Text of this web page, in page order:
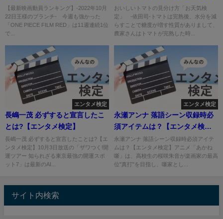
FILM RED」
【最新映画動員ランキング】-2022年10月
22日王様のブランチ- 今週も強かった
「ONE PIECE FILM RED」は11週連続1位
で...
おいしいトマトの見分け方「お天気検
定」 -依田司-トマトは完熟後、水分を減
らすことで糖度が増す性質がありまして、
農家さんはトマトが完熟した時...
エンタメ検定
長嶋一茂 必ずすると宣言したこ
とは?【エンタメ検定】
長嶋一茂 必ずすると宣言したことは?【エ
ンタメ検定】10月3日放送の「ザワつく!開
運ツアー 知られざる東京最強の開運スポ
ット7」は最新のAI...
エンタメ検定
永瀬アンナ 落語シーン収録時必
須アイテムは？【エンタメ検
定】
永瀬アンナ 落語シーン収録時必須アイテ
ムは？【エンタメ検定】アニメ「あかね
噺」は、高校生の桜咲朱音が楽画家の最高
位"真打"を目指し、噺家とし...
サイト内検索